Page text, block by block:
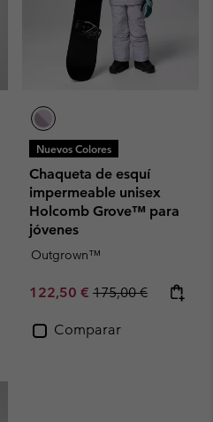
Nuevos Colores
Chaqueta de esquí
impermeable unisex
Holcomb Grove™ para
jóvenes
Outgrown™
Sale price:
122,50 € Regular price:
175,00 €
Comparar